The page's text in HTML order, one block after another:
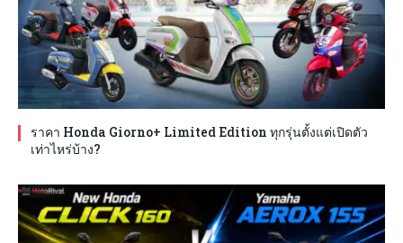
ราคา Honda Giorno+ Limited Edition ทุกรุ่นตั้งแต่เปิดตัว
เท่าไหร่บ้าง?